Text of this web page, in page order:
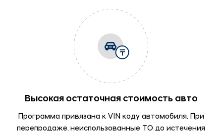
Высокая остаточная стоимость авто
Программа привязана к VIN коду автомобиля. При
перепродаже, неиспользованные ТО до истечения